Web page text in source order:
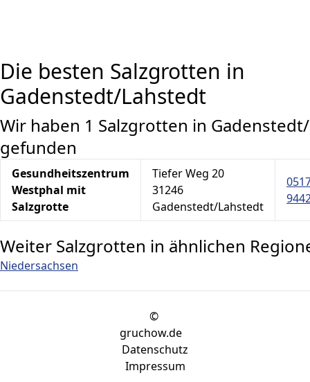
Die besten Salzgrotten in
Gadenstedt/Lahstedt
Wir haben 1 Salzgrotten in
gefunden
Gesundheitszentrum
Westphal mit
Salzgrotte
Tiefer Weg 20
31246
Gadenstedt/Lahstedt
Weiter Salzgrotten in ähnlichen
Niedersachsen
©
gruchow.de
Datenschutz
Impressum